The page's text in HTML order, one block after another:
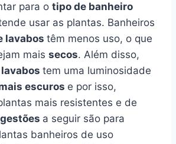
para o tipo de banheiro
usar as plantas. Banheiros
lavabos têm menos uso, o que
mais secos. Além disso,
lavabos tem uma luminosidade
escuros e por isso,
mais resistentes e de
a seguir são para
banheiros de uso